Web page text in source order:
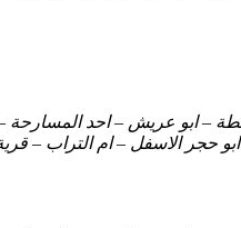
– ابو عريش – احد
حجر الاسفل – ام التراب –